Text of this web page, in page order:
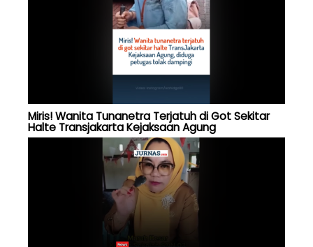
Miris! Wanita Tunanetra Terjatuh di Got Sekitar
Halte Transjakarta Kejaksaan Agung